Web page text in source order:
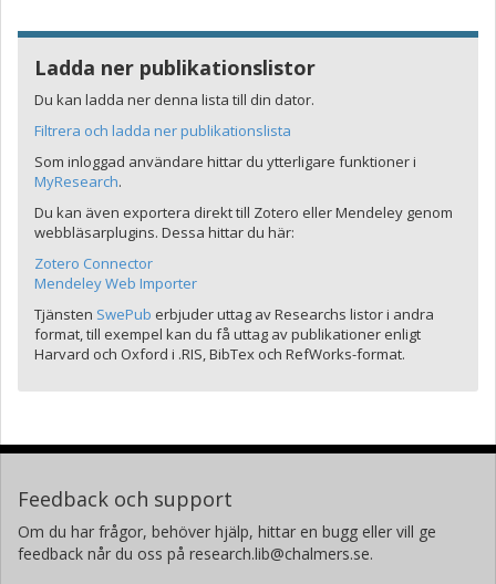
Ladda ner publikationslistor
Du kan ladda ner denna lista till din dator.
Filtrera och ladda ner publikationslista
Som inloggad användare hittar du ytterligare funktioner i
MyResearch.
Du kan även exportera direkt till Zotero eller Mendeley genom
webbläsarplugins. Dessa hittar du här:
Zotero Connector
Mendeley Web Importer
Tjänsten SwePub erbjuder uttag av Researchs listor i andra
format, till exempel kan du få uttag av publikationer enligt
Harvard och Oxford i .RIS, BibTex och RefWorks-format.
Feedback och support
Om du har frågor, behöver hjälp, hittar en bugg eller vill ge
feedback når du oss på research.lib@chalmers.se.